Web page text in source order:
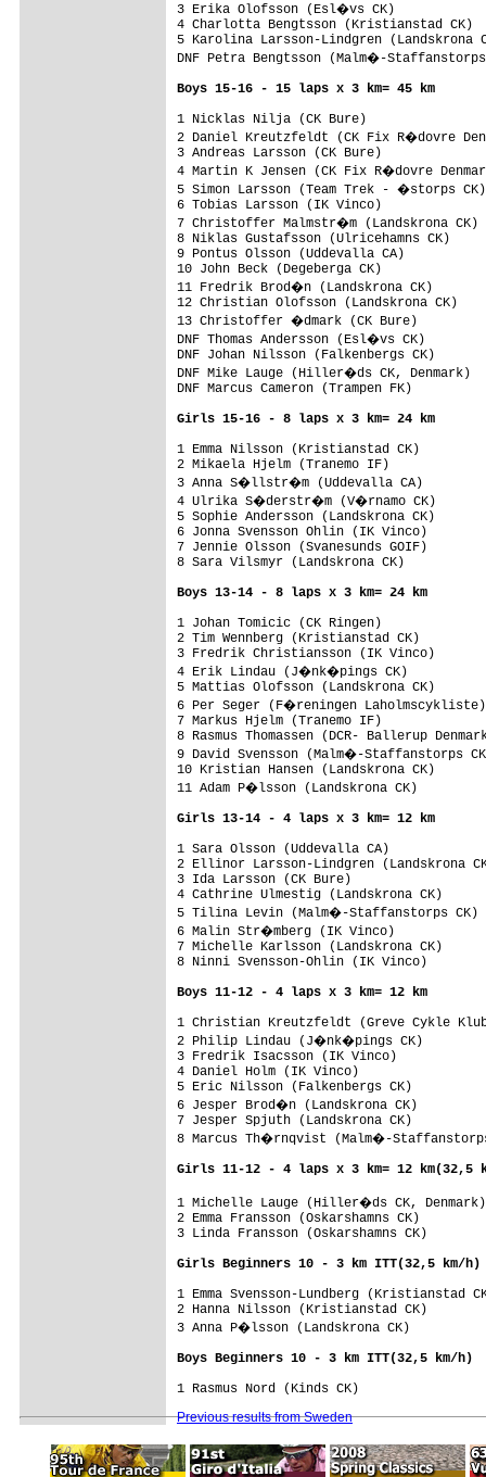
3 Erika Olofsson (Esl�vs CK)
4 Charlotta Bengtsson (Kristianstad CK)
5 Karolina Larsson-Lindgren (Landskrona
DNF Petra Bengtsson (Malm�-
Boys 15-16 - 15 laps x 3 km= 45 km
1 Nicklas Nilja (CK Bure)
2 Daniel Kreutzfeldt (CK Fix R�dovre
3 Andreas Larsson (CK Bure)
4 Martin K Jensen (CK Fix R�dovre
5 Simon Larsson (Team Trek - �storps CK)
6 Tobias Larsson (IK Vinco)
7 Christoffer Malmstr�m (Landskrona CK)
8 Niklas Gustafsson (Ulricehamns CK)
9 Pontus Olsson (Uddevalla CA)
10 John Beck (Degeberga CK)
11 Fredrik Brod�n (Landskrona CK)
12 Christian Olofsson (Landskrona CK)
13 Christoffer �dmark (CK Bure)
DNF Thomas Andersson (Esl�vs CK)
DNF Johan Nilsson (Falkenbergs CK)
DNF Mike Lauge (Hiller�ds CK, Denmark)
DNF Marcus Cameron (Trampen FK)
Girls 15-16 - 8 laps x 3 km= 24 km
1 Emma Nilsson (Kristianstad CK)
2 Mikaela Hjelm (Tranemo IF)
3 Anna S�llstr�m (Uddevalla CA)
4 Ulrika S�derstr�m (V�rnamo CK)
5 Sophie Andersson (Landskrona CK)
6 Jonna Svensson Ohlin (IK Vinco)
7 Jennie Olsson (Svanesunds GOIF)
8 Sara Vilsmyr (Landskrona CK)
Boys 13-14 - 8 laps x 3 km= 24 km
1 Johan Tomicic (CK Ringen)
2 Tim Wennberg (Kristianstad CK)
3 Fredrik Christiansson (IK Vinco)
4 Erik Lindau (J�nk�pings CK)
5 Mattias Olofsson (Landskrona CK)
6 Per Seger (F�reningen Laholmscykliste)
7 Markus Hjelm (Tranemo IF)
8 Rasmus Thomassen (DCR- Ballerup
9 David Svensson (Malm�-
10 Kristian Hansen (Landskrona
11 Adam P�lsson (Landskrona CK)
Girls 13-14 - 4 laps x 3 km= 12 km
1 Sara Olsson (Uddevalla CA)
2 Ellinor Larsson-Lindgren (Landskrona
3 Ida Larsson (CK Bure)
4 Cathrine Ulmestig (Landskrona CK)
5 Tilina Levin (Malm�-Staffanstorps CK)
6 Malin Str�mberg (IK Vinco)
7 Michelle Karlsson (Landskrona CK)
8 Ninni Svensson-Ohlin (IK Vinco)
Boys 11-12 - 4 laps x 3 km= 12 km
1 Christian Kreutzfeldt (Greve Cykle
2 Philip Lindau (J�nk�pings CK)
3 Fredrik Isacsson (IK Vinco)
4 Daniel Holm (IK Vinco)
5 Eric Nilsson (Falkenbergs CK)
6 Jesper Brod�n (Landskrona CK)
7 Jesper Spjuth (Landskrona CK)
8 Marcus Th�rnqvist (Malm�-
Girls 11-12 - 4 laps x 3 km= 12 km(32,5
1 Michelle Lauge (Hiller�ds CK,
2 Emma Fransson (Oskarshamns
3 Linda Fransson (Oskarshamns CK)
Girls Beginners 10 - 3 km ITT(32,5 km/h)
1 Emma Svensson-Lundberg
2 Hanna Nilsson (Kristianstad CK)
3 Anna P�lsson (Landskrona CK)
Boys Beginners 10 - 3 km ITT(32,5 km/h)
1 Rasmus Nord (Kinds CK)
Previous results from Sweden